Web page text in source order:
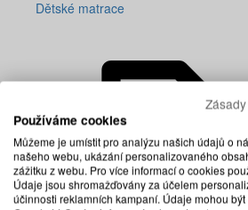
Dětské matrace
Používáme cookies
Můžeme je umístit pro analýzu našich údajů o
našeho webu, ukázání personalizovaného
zážitku z webu. Pro více informací o cookies
Údaje jsou shromažďovány za účelem
účinnosti reklamních kampaní. Údaje mohou